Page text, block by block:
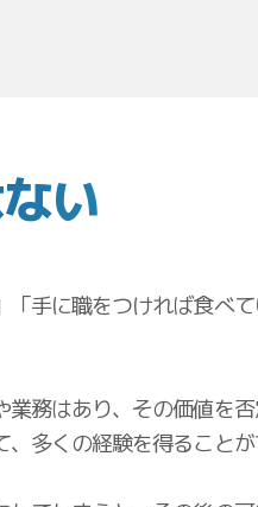
い
手に職をつければ食べ
務はあり、その価値を
多くの経験を得ることが